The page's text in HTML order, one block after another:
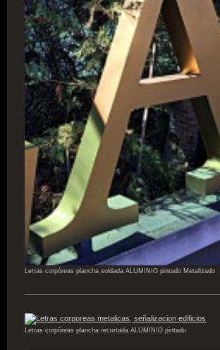
Letras corpóreas plancha soldada ALUMINIO pintado Metalizado
Letras corpóreas plancha recortada ALUMINIO pintado